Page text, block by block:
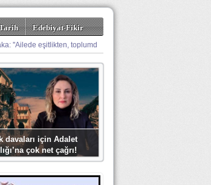
Edebiyat-Fikir
davaları için Adalet
çok net çağrı!